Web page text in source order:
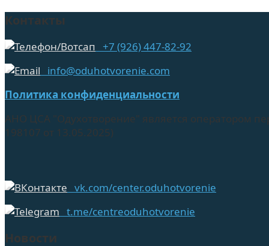
Контакты
+7 (926) 447-82-92
info@oduhotvorenie.com
Политика конфиденциальности
АНО ЦСА "Одухотворение" является оператором
198107 от 13.05.2025)
vk.com/center.oduhotvorenie
t.me/centreoduhotvorenie
Новости